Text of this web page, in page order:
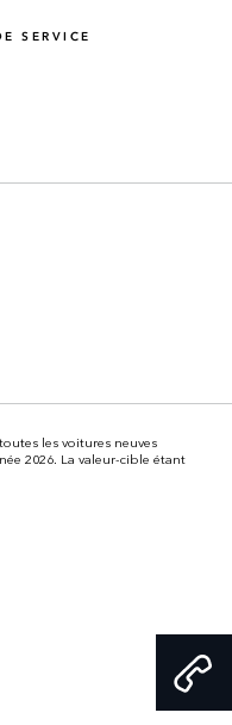
SERVICE
les voitures neuves
2026. La valeur-cible étant